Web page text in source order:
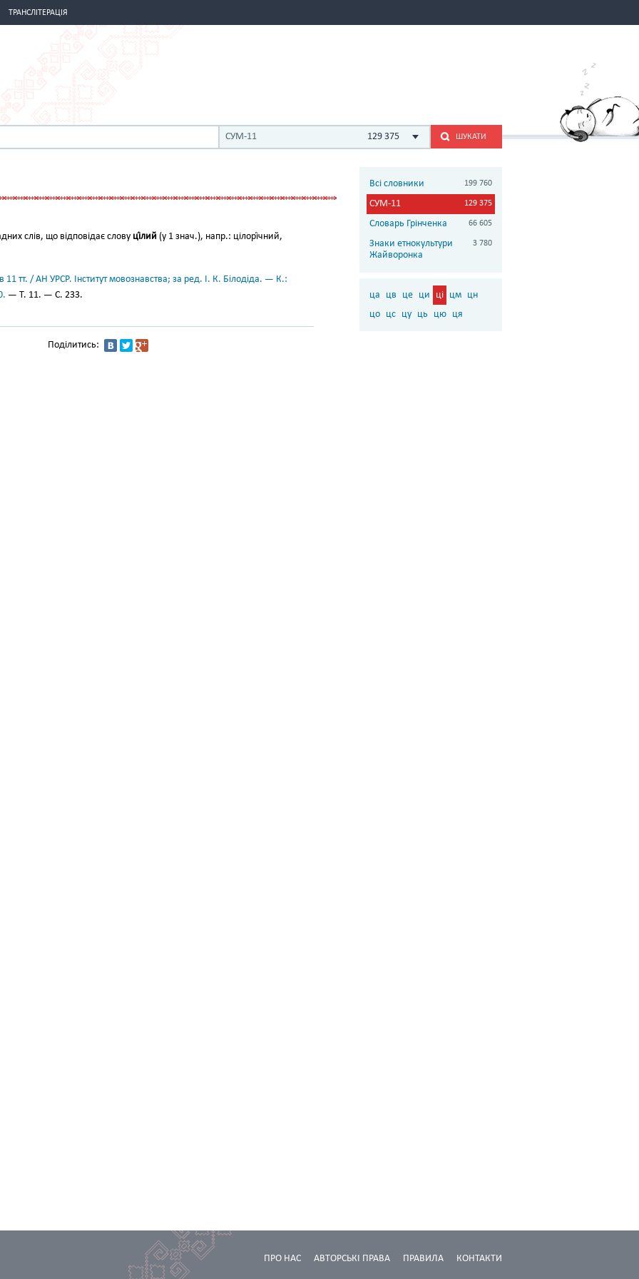
ТРАНСЛІТЕРАЦІЯ
СУМ-11 129 375 ШУКАТИ
слів, що відповідає слову ці́лий (у 1 знач.), напр.: цілорі́чний,
11 тт. / АН УРСР. Інститут мовознавства; за ред. І. К. Білодіда. — К.:
— Т. 11. — С. 233.
Поділитись:
Всі словники 199 760
СУМ-11 129 375
Словарь Грінченка 66 605
Знаки етнокультури
Жайворонка
3 780
ца цв це ци ці цм цн
цо цс цу ць цю ця
КОНТАКТИ
ПРАВИЛА
АВТОРСЬКІ ПРАВА
ПРО НАС